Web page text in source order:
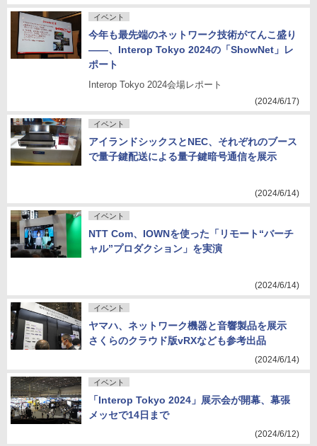
イベント
今年も最先端のネットワーク技術がてんこ盛り
――、Interop Tokyo 2024の「ShowNet」レ
ポート
Interop Tokyo 2024会場レポート
(2024/6/17)
イベント
アイランドシックスとNEC、それぞれのブース
で量子鍵配送による量子鍵暗号通信を展示
(2024/6/14)
イベント
NTT Com、IOWNを使った「リモート“バーチ
ャル”プロダクション」を実演
(2024/6/14)
イベント
ヤマハ、ネットワーク機器と音響製品を展示
さくらのクラウド版vRXなども参考出品
(2024/6/14)
イベント
「Interop Tokyo 2024」展示会が開幕、幕張
メッセで14日まで
(2024/6/12)